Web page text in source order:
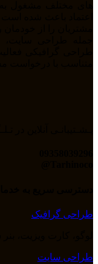
طراحی گرافیک
طراحی سایت